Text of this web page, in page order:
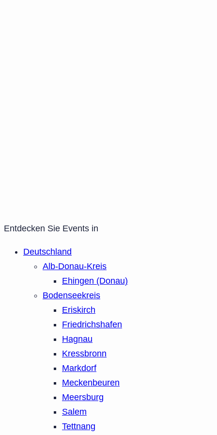
Entdecken Sie Events in
Deutschland
Alb-Donau-Kreis
Ehingen (Donau)
Bodenseekreis
Eriskirch
Friedrichshafen
Hagnau
Kressbronn
Markdorf
Meckenbeuren
Meersburg
Salem
Tettnang